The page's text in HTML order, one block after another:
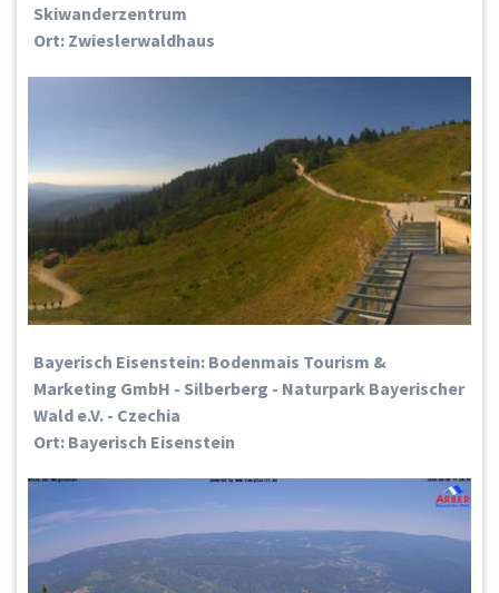
Skiwanderzentrum
Ort: Zwieslerwaldhaus
Bayerisch Eisenstein: Bodenmais Tourism &
Marketing GmbH - Silberberg - Naturpark Bayerischer
Wald e.V. - Czechia
Ort: Bayerisch Eisenstein